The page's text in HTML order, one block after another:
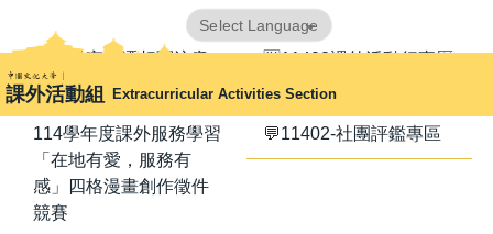
到
主
要
內
課外活動組 Extracurricular Activities Section
Translate
📢器材室搬遷相關注意
事項📢
🈺11402課外活動行事曆
114學年度課外服務學習
「在地有愛，服務有
感」四格漫畫創作徵件
競賽
💬11402-社團評鑑專區